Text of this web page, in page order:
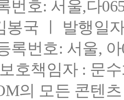
번호: 서울,다
봉국 ㅣ 발행일
록번호: 서울,
호책임자 : 문
의 모든 콘텐